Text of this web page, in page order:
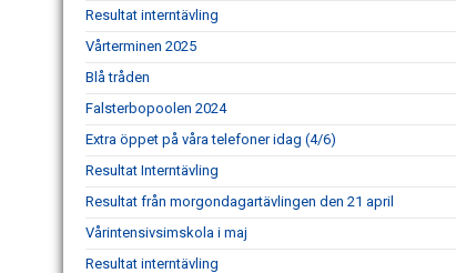
Resultat interntävling
Vårterminen 2025
Blå tråden
Falsterbopoolen 2024
Extra öppet på våra telefoner idag (4/6)
Resultat Interntävling
Resultat från morgondagartävlingen den 21 april
Vårintensivsimskola i maj
Resultat interntävling